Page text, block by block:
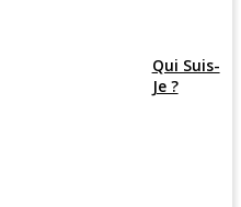
Qui Suis-
Je ?